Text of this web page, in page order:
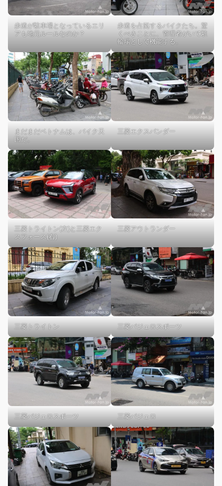
歩道が駐車場となっているエリ
アも地元ルールなのか？
歩道を占拠するバイクたち。驚
くべきことに、管理者がいて駐
輪場として機能する。
まだまだベトナムは、バイク天
国だ。
三菱エクスパンダー
三菱トライトン(左)と三菱エク
スフォース(右)
三菱アウトランダー
三菱トライトン 三菱パジェロスポーツ
三菱パジェロスポーツ 三菱パジェロ